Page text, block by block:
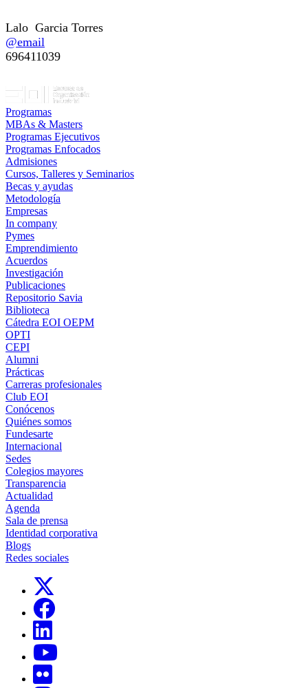
Lalo Garcia Torres
@email
696411039
Programas
MBAs & Masters
Programas Ejecutivos
Programas Enfocados
Admisiones
Cursos, Talleres y Seminarios
Becas y ayudas
Metodología
Empresas
In company
Pymes
Emprendimiento
Acuerdos
Investigación
Publicaciones
Repositorio Savia
Biblioteca
Cátedra EOI OEPM
OPTI
CEPI
Alumni
Prácticas
Carreras profesionales
Club EOI
Conócenos
Quiénes somos
Fundesarte
Internacional
Sedes
Colegios mayores
Transparencia
Actualidad
Agenda
Sala de prensa
Identidad corporativa
Blogs
Redes sociales
Links, Opens in this window
Links, Opens in this window
Links, Opens in this window